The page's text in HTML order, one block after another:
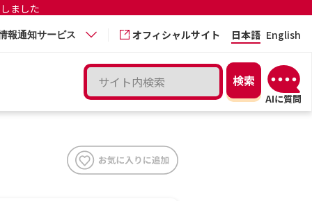
ました
報通知サービス オフィシャルサイト 日本語 English